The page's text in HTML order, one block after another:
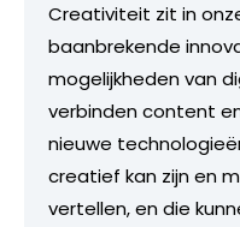
Creativiteit zit in
baanbrekende
mogelijkheden van
verbinden content
nieuwe
creatief kan zijn en
vertellen, en die